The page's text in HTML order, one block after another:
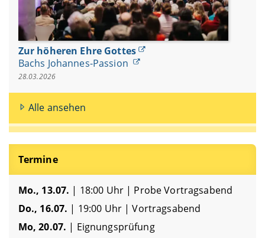
Zur höheren Ehre Gottes
Bachs Johannes-Passion
28.03.2026
Alle ansehen
Termine
Mo., 13.07. | 18:00 Uhr | Probe Vortragsabend
Do., 16.07. | 19:00 Uhr | Vortragsabend
Mo, 20.07. | Eignungsprüfung